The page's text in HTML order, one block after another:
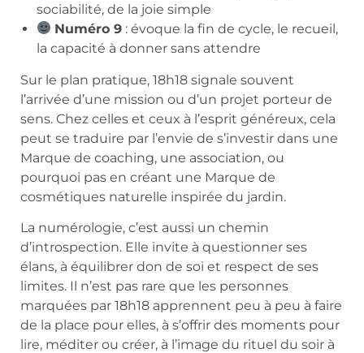
sociabilité, de la joie simple
Numéro 9 : évoque la fin de cycle, le recueil,
la capacité à donner sans attendre
Sur le plan pratique, 18h18 signale souvent
l’arrivée d’une mission ou d’un projet porteur de
sens. Chez celles et ceux à l’esprit généreux, cela
peut se traduire par l’envie de s’investir dans une
Marque de coaching, une association, ou
pourquoi pas en créant une Marque de
cosmétiques naturelle inspirée du jardin.
La numérologie, c’est aussi un chemin
d’introspection. Elle invite à questionner ses
élans, à équilibrer don de soi et respect de ses
limites. Il n’est pas rare que les personnes
marquées par 18h18 apprennent peu à peu à faire
de la place pour elles, à s’offrir des moments pour
lire, méditer ou créer, à l’image du rituel du soir à